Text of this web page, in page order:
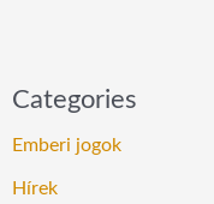
Categories
Emberi jogok
Hírek